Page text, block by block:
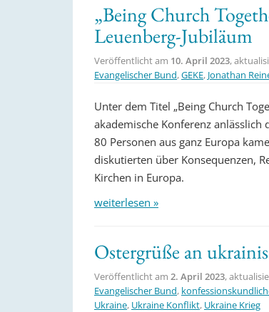
„Being Church
Leuenberg-Jubiläum
Veröffentlicht am 10. April 2023,
Evangelischer Bund,GEKE, Jonathan
Unter dem Titel „Being Church
akademische Konferenz
80 Personen aus ganz Europa
diskutierten über Konsequenzen,
Kirchen in Europa.
weiterlesen »
Ostergrüße an
Veröffentlicht am 2. April 2023,
Evangelischer Bund,
Ukraine, Ukraine Konflikt, Ukraine Krieg